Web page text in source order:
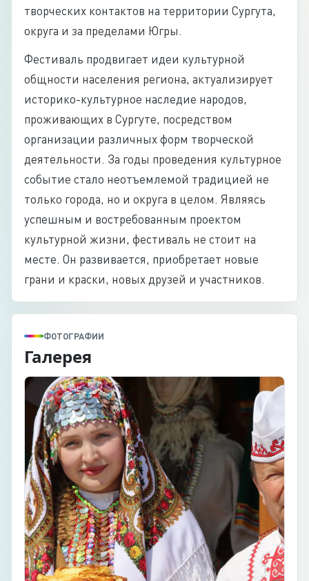
творческих контактов на территории Сургута,
округа и за пределами Югры.
Фестиваль продвигает идеи культурной
общности населения региона, актуализирует
историко-культурное наследие народов,
проживающих в Сургуте, посредством
организации различных форм творческой
деятельности. За годы проведения культурное
событие стало неотъемлемой традицией не
только города, но и округа в целом. Являясь
успешным и востребованным проектом
культурной жизни, фестиваль не стоит на
месте. Он развивается, приобретает новые
грани и краски, новых друзей и участников.
ФОТОГРАФИИ
Галерея